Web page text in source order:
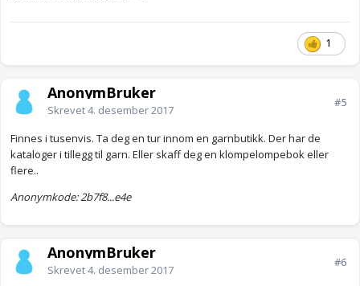
1
AnonymBruker
Skrevet4. desember 2017
#5
Finnes i tusenvis. Ta deg en tur innom en garnbutikk. Der har de
kataloger i tillegg til garn. Eller skaff deg en klompelompebok eller
flere..
Anonymkode: 2b7f8...e4e
AnonymBruker
Skrevet4. desember 2017
#6